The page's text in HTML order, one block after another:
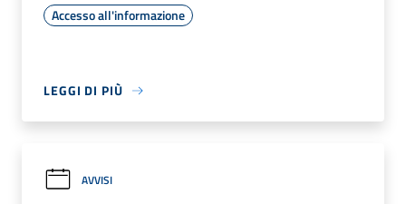
Accesso all'informazione
LEGGI DI PIÙ
AVVISI